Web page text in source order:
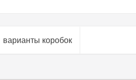
варианты коробок